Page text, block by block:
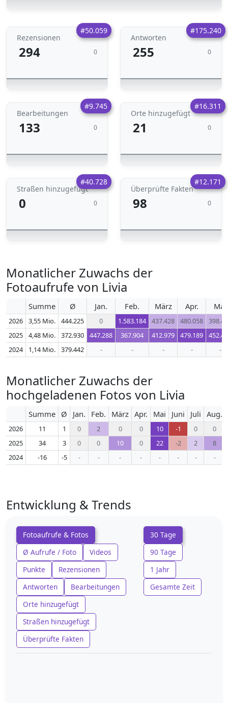
#50.059
Rezensionen
294 0
#175.240
Antworten
255 0
#9.745
Bearbeitungen
133 0
#16.311
Orte hinzugefügt
21 0
#40.728
Straßen hinzugefügt
0 0
#12.171
Überprüfte Fakten
98 0
Monatlicher Zuwachs der
Fotoaufrufe von Livia
Summe Ø Jan. Feb. März Apr. Mai
2026 3,55 Mio. 444.225 0 1.583.184 437.428 480.058
2025
4,48 Mio. 372.930 447.288 367.904 412.979 479.189
2024
1,14 Mio. 379.442 - - - - -
Monatlicher Zuwachs der
hochgeladenen Fotos von Livia
Summe Ø Jan. Feb. März Apr. Mai Juni Juli Aug.
2026 11 1 0 2 0 0 10 -1 0
0
2025
34 3 0 0 10 0 22 -2 2
8
2024
-16 -5 - - - - - - - -
Entwicklung & Trends
Fotoaufrufe & Fotos
Ø Aufrufe / Foto
Videos
Punkte
Rezensionen
Antworten
Bearbeitungen
Orte hinzugefügt
Straßen hinzugefügt
Überprüfte Fakten
30 Tage
90 Tage
1 Jahr
Gesamte Zeit